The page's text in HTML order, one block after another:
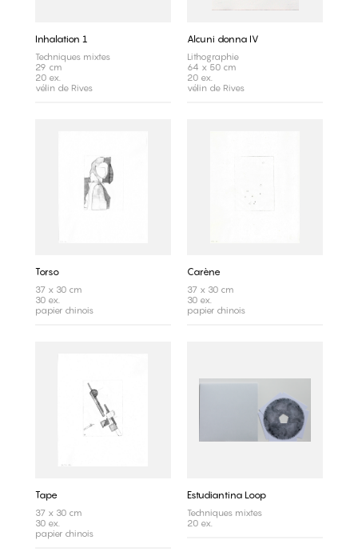
Inhalation 1
Techniques mixtes
29 cm
20 ex.
vélin de Rives
Alcuni donna IV
Lithographie
64 x 50 cm
20 ex.
vélin de Rives
Torso
37 x 30 cm
30 ex.
papier chinois
Carène
37 x 30 cm
30 ex.
papier chinois
Tape
37 x 30 cm
30 ex.
papier chinois
Estudiantina Loop
Techniques mixtes
20 ex.